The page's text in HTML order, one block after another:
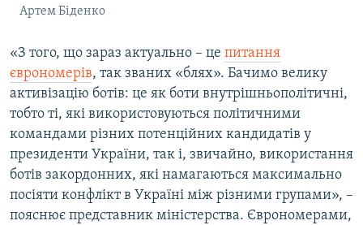
Артем Біденко
«З того, що зараз актуально – це питання
єврономерів, так званих «блях». Бачимо велику
активізацію ботів: це як боти внутрішньополітичні,
тобто ті, які використовуються політичними
командами різних потенційних кандидатів у
президенти України, так і, звичайно, використання
ботів закордонних, які намагаються максимально
посіяти конфлікт в Україні між різними групами», –
пояснює представник міністерства. Єврономерами,